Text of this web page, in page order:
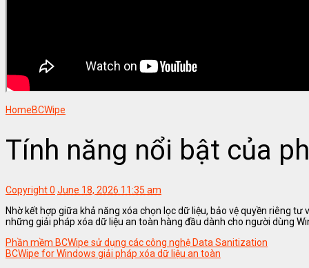
HomeBCWipe
Tính năng nổi bật của
Copyright0 June 18, 2026 11:35 am
Nhờ kết hợp giữa khả năng xóa chọn lọc dữ liệu, bảo vệ quyền riêng
những giải pháp xóa dữ liệu an toàn hàng đầu dành cho người dùng
Phần mềm BCWipe sử dụng các công nghệ Data Sanitization
BCWipe for Windows giải pháp xóa dữ liệu an toàn